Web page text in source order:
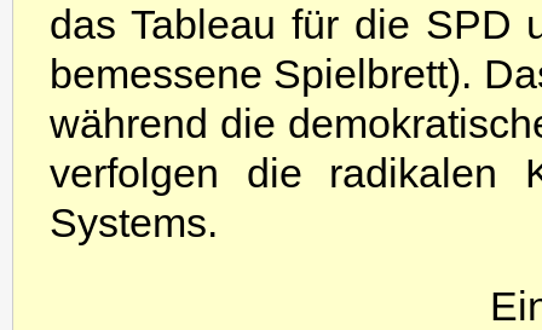
das Tableau für die SPD
bemessene Spielbrett).
während die
verfolgen die radikalen
Systems.